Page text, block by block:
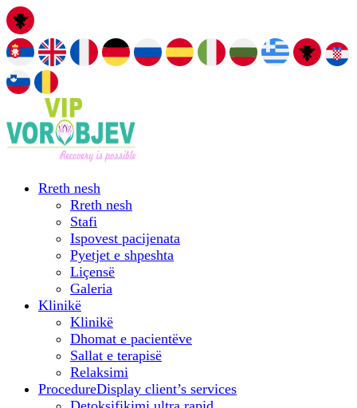
Rreth nesh
Rreth nesh
Stafi
Ispovest pacijenata
Pyetjet e shpeshta
Liçensë
Galeria
Klinikë
Klinikë
Dhomat e pacientëve
Sallat e terapisë
Relaksimi
ProcedureDisplay client’s services